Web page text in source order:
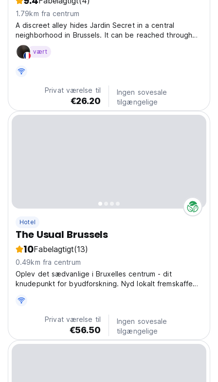
1.79km fra centrum
A discreet alley hides Jardin Secret in a central
neighborhood in Brussels. It can be reached through
streets that incidentally bear names of mythical tales
and knights. Jardin Secret is a garden-themed hotel
vært
Privat værelse til
€26.20
Ingen sovesale
tilgængelige
Hotel
The Usual Brussels
10Fabelagtigt(13)
0.49km fra centrum
Oplev det sædvanlige i Bruxelles centrum - dit
knudepunkt for byudforskning. Nyd lokalt fremskaffede
værelser, opmærksom på din komfort og økologiske
Privat værelse til
€56.50
Ingen sovesale
tilgængelige